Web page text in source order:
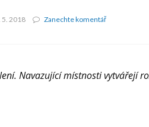
5. 2018 Zanechte komentářBrazilský
Navazující místnosti vytvářejí